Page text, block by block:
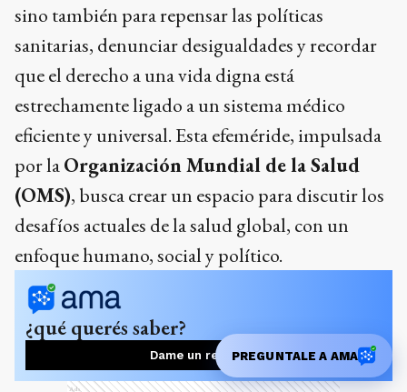
sino también para repensar las políticas
sanitarias, denunciar desigualdades y recordar
que el derecho a una vida digna está
estrechamente ligado a un sistema médico
eficiente y universal. Esta efeméride, impulsada
por laOrganización Mundial de la Salud
(OMS), busca crear un espacio para discutir los
desafíos actuales de la salud global, con un
enfoque humano, social y político.
¿qué querés saber?
Dame un resumen
Ads
PREGUNTALE A AMA